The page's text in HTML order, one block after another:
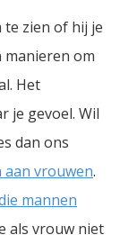
te zien of hij je
manieren om
Het
je gevoel. Wil
dan ons
vrouwen.
mannen
als vrouw niet